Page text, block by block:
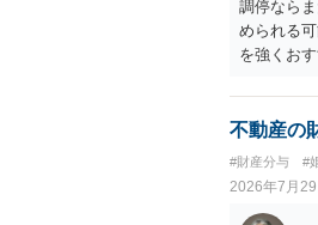
調停なら
められる
を強くおす
不動産の
#財産分与 #
2026年7月29